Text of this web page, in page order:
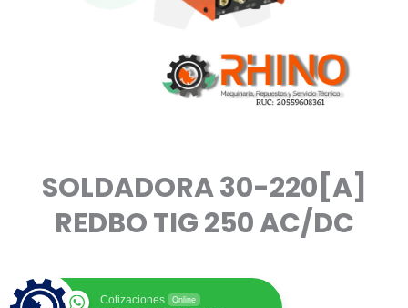
SOLDADORA 30-220[A]
REDBO TIG 250 AC/DC
Cotizaciones Online